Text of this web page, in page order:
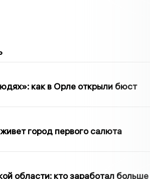
как в Орле открыли бюст
город первого салюта
области: кто заработал больше